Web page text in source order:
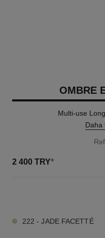
OMBRE
Multi-use
Daha
2 400 TRY*
222 - JADE FACETTÉ